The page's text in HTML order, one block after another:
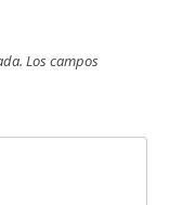
Los campos